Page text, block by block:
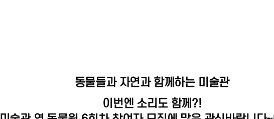
동물들과 자연과 함께하는 미술관
이번엔 소리도 함께?!